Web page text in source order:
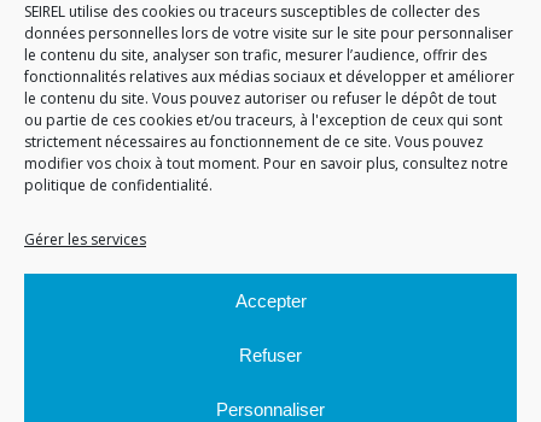
SEIREL utilise des cookies ou traceurs susceptibles de collecter des
données personnelles lors de votre visite sur le site pour personnaliser
le contenu du site, analyser son trafic, mesurer l’audience, offrir des
fonctionnalités relatives aux médias sociaux et développer et améliorer
le contenu du site. Vous pouvez autoriser ou refuser le dépôt de tout
ou partie de ces cookies et/ou traceurs, à l'exception de ceux qui sont
strictement nécessaires au fonctionnement de ce site. Vous pouvez
modifier vos choix à tout moment. Pour en savoir plus, consultez notre
politique de confidentialité.
Gérer les services
Accepter
Refuser
Personnaliser
Immeuble 3D
81 Rue de la Petite Eau
73290 LA MOTTE SERVOLEX
ACCUEIL
GÉRARD PERRIER INDUSTRIE – TOUS DROITS RÉSERVÉS
Site réalisé par